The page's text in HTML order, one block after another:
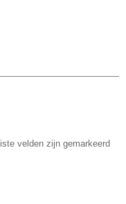
velden zijn gemarkeerd